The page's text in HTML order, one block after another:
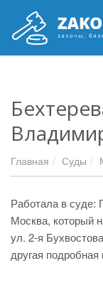
Главная Суды
Работала в суде:
Москва, который
ул. 2-я
другая